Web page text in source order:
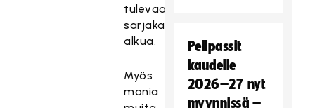
tulevaa
sarjakauden
alkua.
Myös
monia
Pelipassit
kaudelle
2026–27 nyt
myynnissä –